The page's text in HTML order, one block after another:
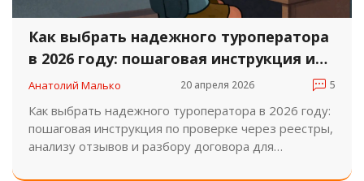
Как выбрать надежного туроператора
в 2026 году: пошаговая инструкция и
проверка
Анатолий Малько 20 апреля 2026 5
Как выбрать надежного туроператора в 2026 году:
пошаговая инструкция по проверке через реестры,
анализу отзывов и разбору договора для